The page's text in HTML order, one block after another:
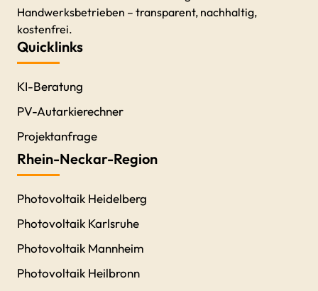
Handwerksbetrieben – transparent, nachhaltig,
kostenfrei.
Quicklinks
KI-Beratung
PV-Autarkierechner
Projektanfrage
Rhein-Neckar-Region
Photovoltaik Heidelberg
Photovoltaik Karlsruhe
Photovoltaik Mannheim
Photovoltaik Heilbronn